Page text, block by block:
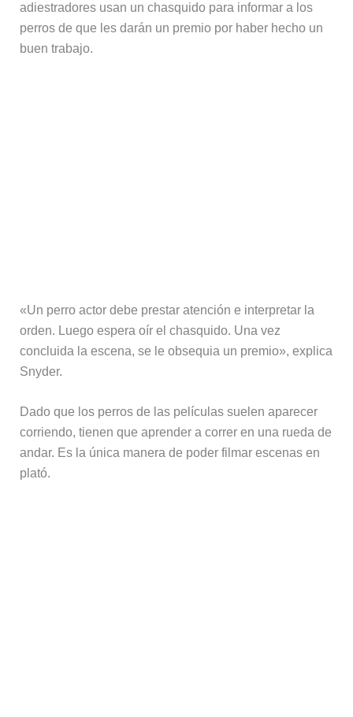
adiestradores usan un chasquido para informar a los
perros de que les darán un premio por haber hecho un
buen trabajo.
«Un perro actor debe prestar atención e interpretar la
orden. Luego espera oír el chasquido. Una vez
concluida la escena, se le obsequia un premio», explica
Snyder.
Dado que los perros de las películas suelen aparecer
corriendo, tienen que aprender a correr en una rueda de
andar. Es la única manera de poder filmar escenas en
plató.